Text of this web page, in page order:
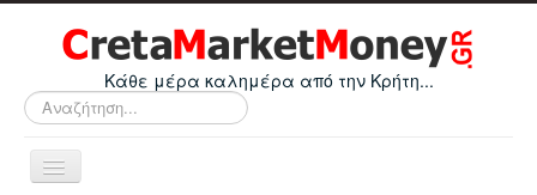
Κάθε μέρα καλημέρα από την Κρήτη...
Αναζήτηση...
Εναλλαγή